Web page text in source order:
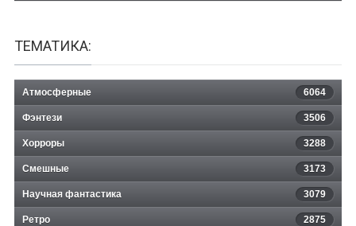
ТЕМАТИКА:
Атмосферные 6064
Фэнтези 3506
Хорроры 3288
Смешные 3173
Научная фантастика 3079
Ретро 2875